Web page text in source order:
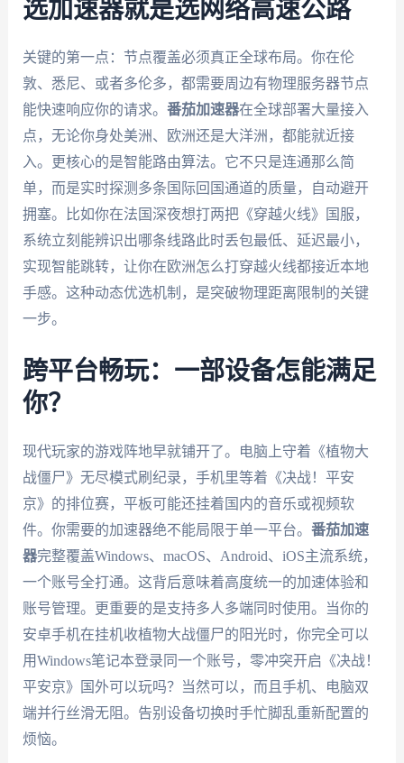
选加速器就是选网络高速公路
关键的第一点：节点覆盖必须真正全球布局。你在伦
敦、悉尼、或者多伦多，都需要周边有物理服务器节点
能快速响应你的请求。 番茄加速器在全球部署大量接入
点，无论你身处美洲、欧洲还是大洋洲，都能就近接
入。更核心的是智能路由算法。它不只是连通那么简
单，而是实时探测多条国际回国通道的质量，自动避开
拥塞。比如你在法国深夜想打两把《穿越火线》国服，
系统立刻能辨识出哪条线路此时丢包最低、延迟最小，
实现智能跳转，让你在欧洲怎么打穿越火线都接近本地
手感。这种动态优选机制，是突破物理距离限制的关键
一步。
跨平台畅玩：一部设备怎能满足
你？
现代玩家的游戏阵地早就铺开了。电脑上守着《植物大
战僵尸》无尽模式刷纪录，手机里等着《决战！平安
京》的排位赛，平板可能还挂着国内的音乐或视频软
件。你需要的加速器绝不能局限于单一平台。 番茄加速
器完整覆盖Windows、macOS、Android、iOS主流系统，
一个账号全打通。这背后意味着高度统一的加速体验和
账号管理。更重要的是支持多人多端同时使用。当你的
安卓手机在挂机收植物大战僵尸的阳光时，你完全可以
用Windows笔记本登录同一个账号，零冲突开启《决战！
平安京》国外可以玩吗？当然可以，而且手机、电脑双
端并行丝滑无阻。告别设备切换时手忙脚乱重新配置的
烦恼。